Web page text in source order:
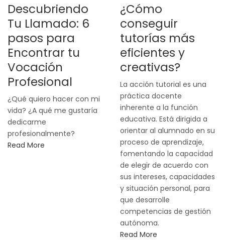
Descubriendo
Tu Llamado: 6
pasos para
Encontrar tu
Vocación
Profesional
¿Qué quiero hacer con mi
vida? ¿A qué me gustaría
dedicarme
profesionalmente?
Read More
¿Cómo
conseguir
tutorías más
eficientes y
creativas?
La acción tutorial es una
práctica docente
inherente a la función
educativa. Está dirigida a
orientar al alumnado en su
proceso de aprendizaje,
fomentando la capacidad
de elegir de acuerdo con
sus intereses, capacidades
y situación personal, para
que desarrolle
competencias de gestión
autónoma.
Read More